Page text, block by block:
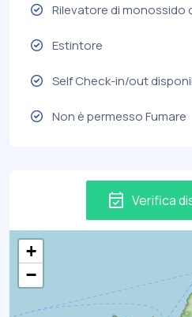
Rilevatore di monossido
Estintore
Self Check-in/out
Non è permesso Fumare
event_available Verifica
+
−